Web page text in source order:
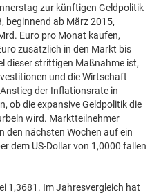
zur künftigen Geldpolitik
beginnend ab März 2015,
Euro pro Monat kaufen,
zusätzlich in den Markt bis
dieser strittigen Maßnahme ist,
und die Wirtschaft
der Inflationsrate in
ob die expansive Geldpolitik die
wird. Marktteilnehmer
den nächsten Wochen auf ein
dem US-Dollar von 1,0000 fallen
1,3681. Im Jahresvergleich hat